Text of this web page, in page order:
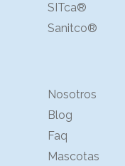
SITca®
Sanitco®
Nosotros
Blog
Faq
Mascotas